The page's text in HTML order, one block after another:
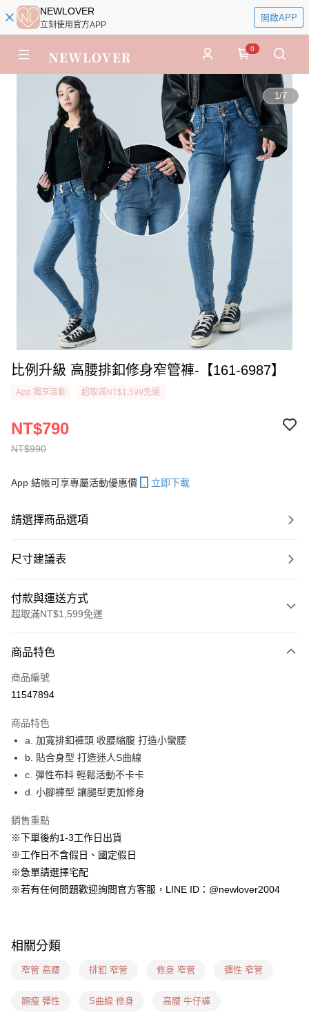
NEWLOVER
立刻使用官方APP
開啟APP
0
1/7
比例升級 高腰排釦修身窄管褲-【161-6987】
App 獨享活動 超取滿NT$1,599免運
NT$990
NT$790
App 結帳可享專屬活動優惠價 立即下載
請選擇商品選項
尺寸建議表
付款與運送方式
超取滿NT$1,599免運
信用卡一次付款
超商取貨付款
ATM付款
貨到付款
運送方式
貨到付款
每筆NT$60，滿NT$1,599(含以上)免運費
全家(信用卡、多元支付)
7-11(信用卡、多元支付)
每筆NT$60，滿NT$1,599(含以上)免運費
7-11隔日到貨(信用卡、多元支付)
商品特色
商品編號
11547894
商品特色
a. 加寬排釦褲頭 收腰縮腹 打造小蠻腰
b. 貼合身型 打造迷人S曲線
c. 彈性布料 輕鬆活動不卡卡
d. 小腳褲型 讓腿型更加修身
銷售重點
※下單後約1-3工作日出貨
※工作日不含假日、國定假日
※急單請選擇宅配
※若有任何問題歡迎詢問官方客服，LINE ID：@newlover2004
相關分類
窄管 高腰 排釦 窄管 修身 窄管 彈性 窄管
顯瘦 彈性 S曲線 修身 高腰 牛仔褲